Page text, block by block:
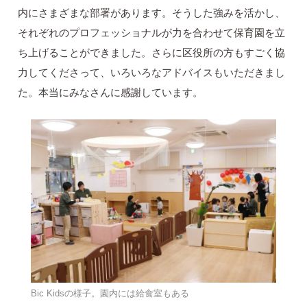
内にさまざまな部署があります。そうした強みを活かし、
それぞれのプロフェッショナルが力を合わせて保育園を立
ち上げることができました。さらに区役所の方もすごく協
力してくださって、いろいろなアドバイスもいただきまし
た。本当にみなさんに感謝しています。
Bic Kidsの様子。園内には給食室もある